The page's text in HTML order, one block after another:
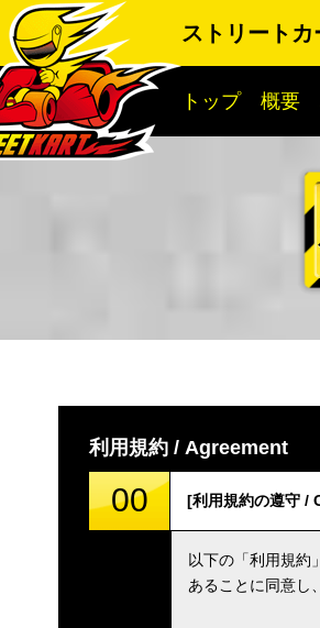
ストリート
トップ 概要
利用規約 / Agreement
00 [利用規約の遵守
以下の「利用規約
あることに同意し